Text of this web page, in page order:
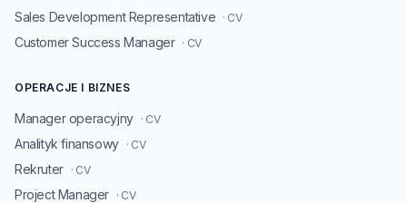
Sales Development Representative · CV
Customer Success Manager · CV
OPERACJE I BIZNES
Manager operacyjny · CV
Analityk finansowy · CV
Rekruter · CV
Project Manager · CV